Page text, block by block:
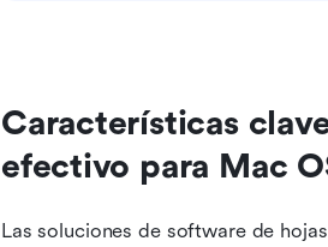
Características
efectivo para Mac
Las soluciones de software de